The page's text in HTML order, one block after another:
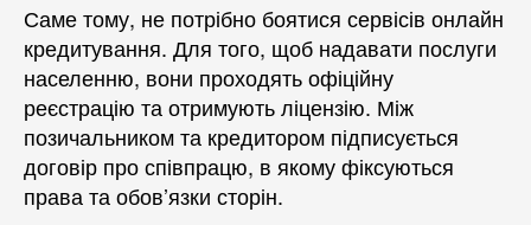
Саме тому, не потрібно боятися сервісів онлайн
кредитування. Для того, щоб надавати послуги
населенню, вони проходять офіційну
реєстрацію та отримують ліцензію. Між
позичальником та кредитором підписується
договір про співпрацю, в якому фіксуються
права та обов’язки сторін.